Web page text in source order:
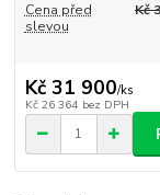
Cena před
slevou
Kč
Kč 31 900/ks
Kč 26 364 bez DPH